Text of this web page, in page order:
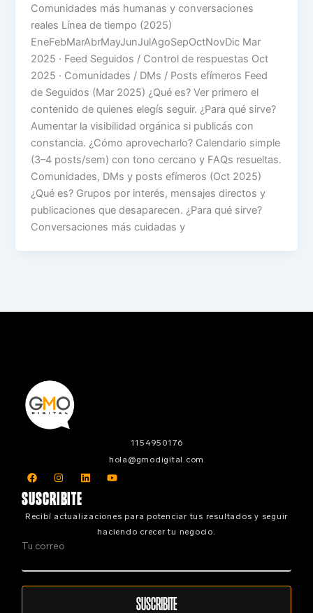
Comunidades más humanas y conversaciones
reales Línea de tiempo (2025)
EneFebMarAbrMayJunJulAgoSepOctNovDic Mar
2025 · Feed Seguidos / Control de respuestas Oct
2025 · Comunidades / DMs / Posts efímeros Feed
de Seguidos (Mar 2025) ¿Qué es? Ver primero el
contenido de quienes elegís seguir. ¿Para qué sirve?
Aumentar la visibilidad orgánica si publicás con
constancia. ¿Cómo aprovecharlo? Calendario simple
(3–4 posts/sem) con tono cercano y FAQs resueltas.
Comunidades, DMs y posts efímeros (Oct 2025)
¿Qué es? Grupos por interés, mensajes directos y
publicaciones que desaparecen. ¿Para qué sirve?
Conversaciones más cuidadas y
1154950176
hola@gmodigital.com
F
a
c
e
o
I
n
s
g
m
L
i
d
Y
o
b
e
SUSCRIBITE
Recibí actualizaciones para potenciar tus resultados y seguir
haciendo crecer tu negocio.
Tu correo